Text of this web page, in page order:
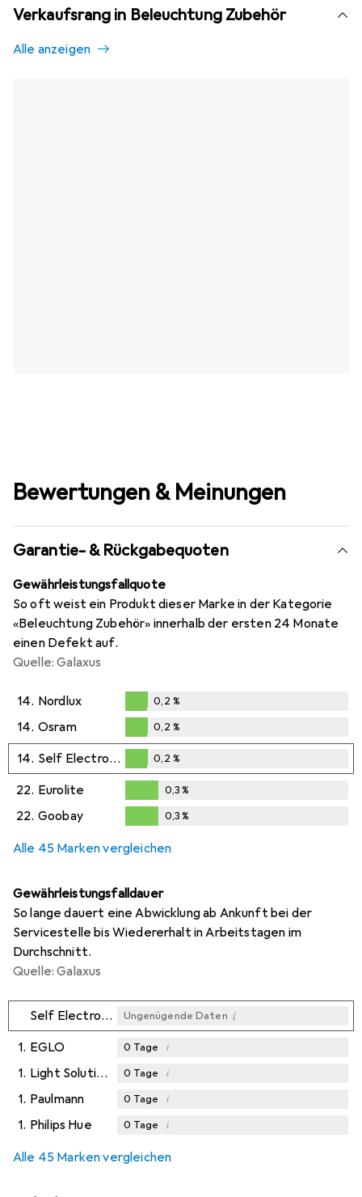
Verkaufsrang in Beleuchtung Zubehör
Alle anzeigen
Bewertungen & Meinungen
Garantie- & Rückgabequoten
Gewährleistungsfallquote
So oft weist ein Produkt dieser Marke in der Kategorie
«Beleuchtung Zubehör» innerhalb der ersten 24 Monate
einen Defekt auf.
Quelle: Galaxus
14. Nordlux
0,2%
0,2 %
14. Osram
0,2%
0,2 %
14. Self Electronics
0,2%
0,2 %
22. Eurolite
0,3%
0,3%
22. Goobay 0,3%
Alle 45 Marken vergleichen
Gewährleistungsfalldauer
So lange dauert eine Abwicklung ab Ankunft bei der
Servicestelle bis Wiedererhalt in Arbeitstagen im
Durchschnitt.
Quelle: Galaxus
Self Electronics Ungenügende Daten i
1. EGLO 0 Tage i
1. Light Solutions 0 Tage i
1. Paulmann 0 Tage i
1. Philips Hue 0 Tage i
Alle 45 Marken vergleichen